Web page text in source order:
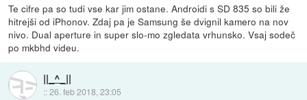
Te cifre pa so tudi vse kar jim ostane. Androidi s SD 835 so bili že
hitrejši od iPhonov. Zdaj pa je Samsung še dvignil kamero na nov
nivo. Dual aperture in super slo-mo zgledata vrhunsko. Vsaj sodeč
po mkbhd videu.
||_^_||
::26. feb 2018, 23:05